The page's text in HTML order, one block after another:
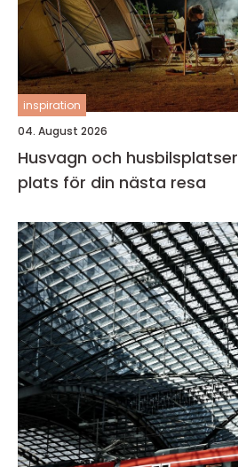
inspiration
04. August 2026
Husvagn och husbilsplatser så hittar du rätt
plats för din nästa resa